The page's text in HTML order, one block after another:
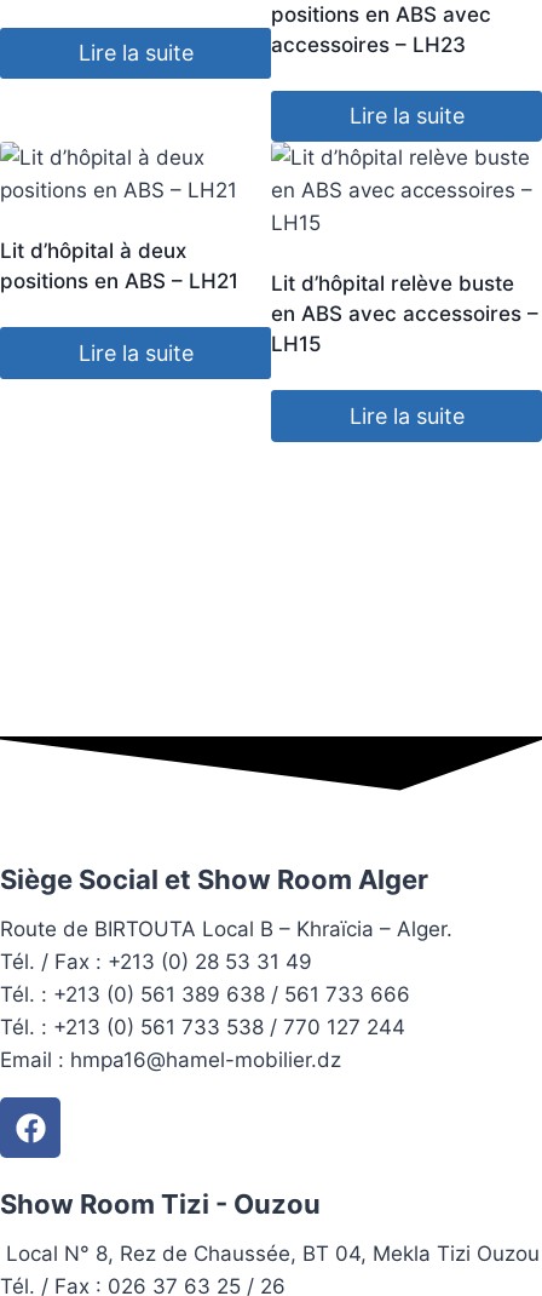
Lire la suite
positions en ABS avec
accessoires – LH23
Lire la suite
Lit d’hôpital à deux
positions en ABS – LH21
Lire la suite
Lit d’hôpital relève buste
en ABS avec accessoires –
LH15
Lire la suite
Siège Social et Show Room Alger
Route de BIRTOUTA Local B – Khraïcia – Alger.
Tél. / Fax : +213 (0) 28 53 31 49
Tél. : +213 (0) 561 389 638 / 561 733 666
Tél. : +213 (0) 561 733 538 / 770 127 244
Email : hmpa16@hamel-mobilier.dz
Show Room Tizi - Ouzou
Local N° 8, Rez de Chaussée, BT 04, Mekla Tizi Ouzou
Tél. / Fax : 026 37 63 25 / 26